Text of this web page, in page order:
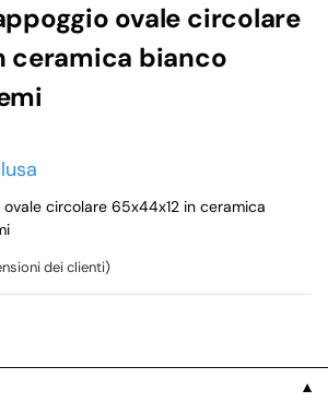
ovale circolare
ceramica bianco
circolare 65x44x12 in ceramica
dei clienti)
▼